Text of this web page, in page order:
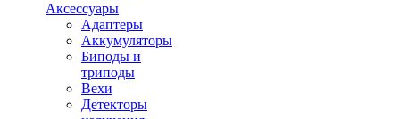
Аксессуары
Адаптеры
Аккумуляторы
Биподы и
триподы
Вехи
Детекторы